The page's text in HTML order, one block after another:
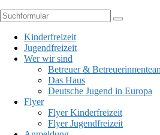
Suchen
Kinderfreizeit
Jugendfreizeit
Wer wir sind
Betreuer &
Das Haus
Deutsche Jugend in Europa
Flyer
Flyer Kinderfreizeit
Flyer Jugendfreizeit